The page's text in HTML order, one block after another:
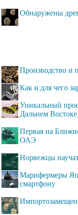
Обнаружены
Производство и
Как и для чего
Уникальный
Дальнем Востоке
Первая на
ОАЭ
Норвежцы
Марифермеры
смартфону